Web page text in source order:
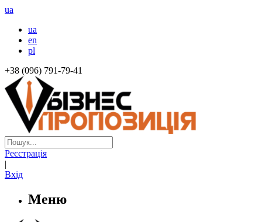
ua
ua
en
pl
+38 (096) 791-79-41
Реєстрація
|
Вхід
Меню